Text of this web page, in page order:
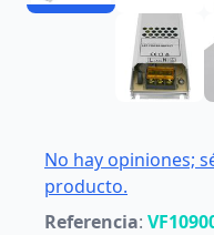
No hay opiniones;
producto.
Referencia: